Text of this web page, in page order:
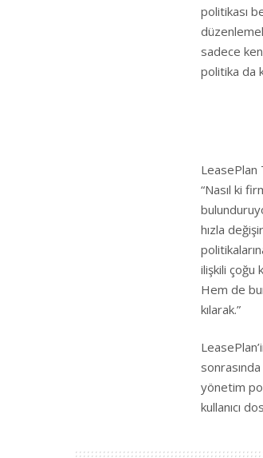
politikası
sadece
politika da
LeasePlan
“Nasıl ki
hızla
ilişkili çoğu
Hem de
kılarak.”
yönetim
kullanıcı